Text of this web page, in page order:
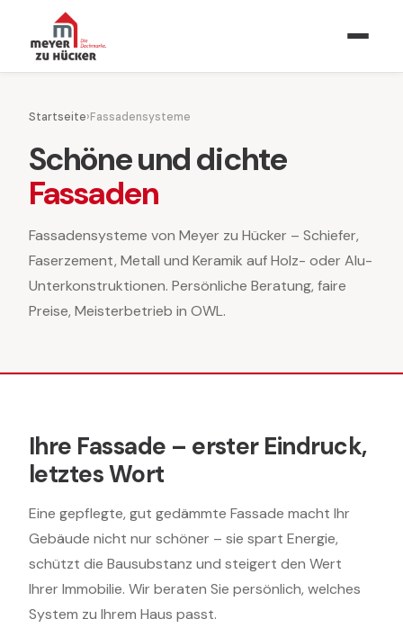
Startseite›Fassadensysteme
Schöne und dichte
Fassaden
Fassadensysteme von Meyer zu Hücker – Schiefer,
Faserzement, Metall und Keramik auf Holz- oder Alu-
Unterkonstruktionen. Persönliche Beratung, faire
Preise, Meisterbetrieb in OWL.
Ihre Fassade – erster Eindruck,
letztes Wort
Eine gepflegte, gut gedämmte Fassade macht Ihr
Gebäude nicht nur schöner – sie spart Energie,
schützt die Bausubstanz und steigert den Wert
Ihrer Immobilie. Wir beraten Sie persönlich, welches
System zu Ihrem Haus passt.